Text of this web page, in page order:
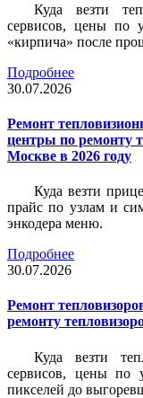
Куда везти
сервисов, цены по
«кирпича» после
Подробнее
30.07.2026
Ремонт
центры по ремонту
Москве в 2026 году
Куда везти
прайс по узлам и
энкодера меню.
Подробнее
30.07.2026
Ремонт
ремонту
Куда везти
сервисов, цены по
пикселей до